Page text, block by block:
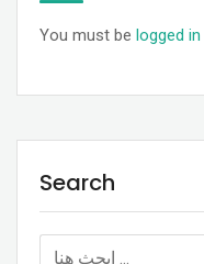
You must be logged in
Search